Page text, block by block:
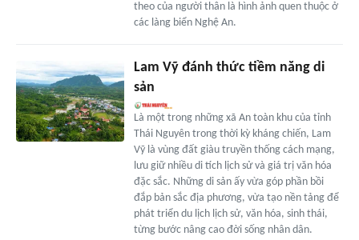
theo của người thân là hình ảnh quen thuộc ở
các làng biển Nghệ An.
Lam Vỹ đánh thức tiềm năng di
sản
Là một trong những xã An toàn khu của tỉnh
Thái Nguyên trong thời kỳ kháng chiến, Lam
Vỹ là vùng đất giàu truyền thống cách mạng,
lưu giữ nhiều di tích lịch sử và giá trị văn hóa
đặc sắc. Những di sản ấy vừa góp phần bồi
đắp bản sắc địa phương, vừa tạo nền tảng để
phát triển du lịch lịch sử, văn hóa, sinh thái,
từng bước nâng cao đời sống nhân dân.